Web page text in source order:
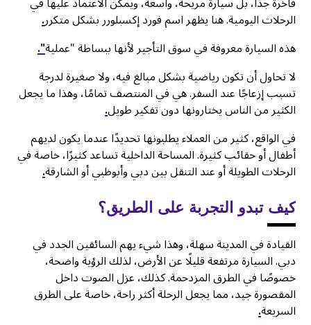
الرحلات اليومية. هنا يظهر اسم فورد إكسبلورر بشكل متكرر.
هذه السيارة معروفة في سوق التأجير لأنها ببساطة "عملية".
لا تحاول أن تكون رياضية بشكل مبالغ فيه، ولا صغيرة لدرجة
تسبب إزعاجًا عند السفر. هي في المنتصف تمامًا، وهذا ما يجعل
الكثير من الناس يختارونها دون تفكير طويل.
في الواقع، كثير من العملاء يطلبونها تحديدًا عندما يكون لديهم
أطفال أو حقائب كثيرة. المساحة الداخلية تساعد كثيرًا، خاصة في
الرحلات الطويلة أو عند التنقل بين دبي وأبوظبي أو الشارقة.
كيف تبدو التجربة على الطريق؟
القيادة في المدينة سهلة، وهذا شيء يهم السائقين الجدد في
دبي. السيارة مرتفعة قليلًا عن الأرض، لذلك الرؤية واضحة،
خصوصًا في الطرق المزدحمة. كذلك، عزل الصوت داخل
المقصورة جيد، مما يجعل الرحلة أكثر راحة، خاصة على الطرق
السريعة.